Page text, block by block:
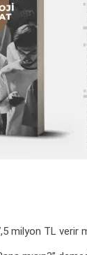
milyon TL verir